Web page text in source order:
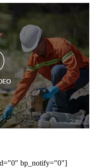
bp_notify="0"]